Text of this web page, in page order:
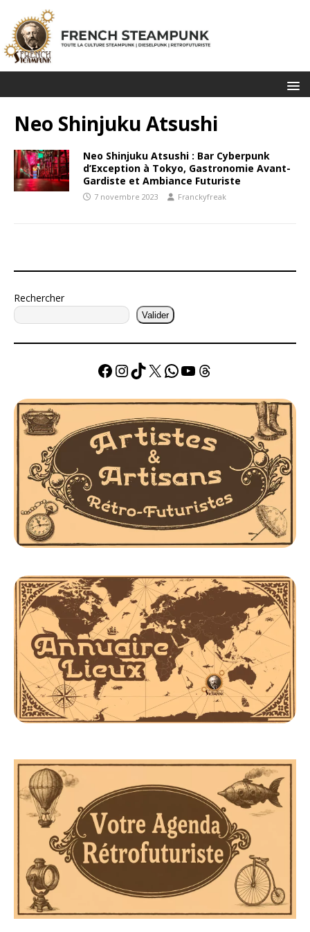
Neo Shinjuku Atsushi
Neo Shinjuku Atsushi : Bar Cyberpunk
d’Exception à Tokyo, Gastronomie Avant-
Gardiste et Ambiance Futuriste
7 novembre 2023 Franckyfreak
Rechercher
Valider